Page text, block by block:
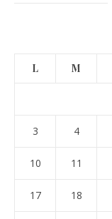
L M
3 4
10 11
17 18